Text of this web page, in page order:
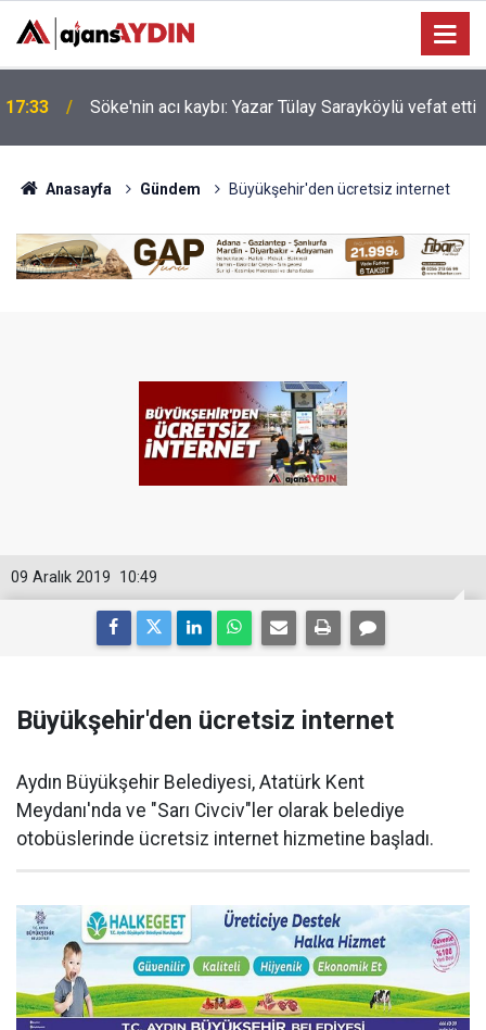
17:23
Nazilli'de motosiklet kazası: 16 yaşındaki Mustafa
vefat etti
Anasayfa Gündem Büyükşehir'den ücretsiz internet
10:49
09 Aralık 2019
Büyükşehir'den ücretsiz internet
Aydın Büyükşehir Belediyesi, Atatürk Kent
Meydanı'nda ve "Sarı Civciv"ler olarak belediye
otobüslerinde ücretsiz internet hizmetine başladı.